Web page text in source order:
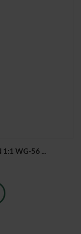
1:1 WG-56 ...